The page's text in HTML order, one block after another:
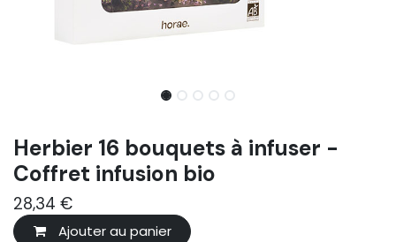
Herbier 16 bouquets à infuser -
Coffret infusion bio
28,34 €
Ajouter au panier